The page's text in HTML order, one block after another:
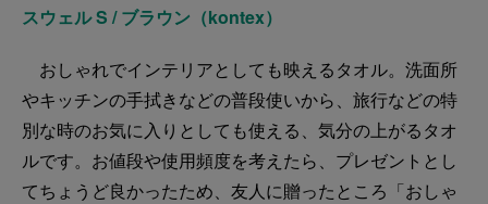
スウェル S / ブラウン（kontex）
おしゃれでインテリアとしても映えるタオル。洗面所
やキッチンの手拭きなどの普段使いから、旅行などの特
別な時のお気に入りとしても使える、気分の上がるタオ
ルです。お値段や使用頻度を考えたら、プレゼントとし
てちょうど良かったため、友人に贈ったところ「おしゃ